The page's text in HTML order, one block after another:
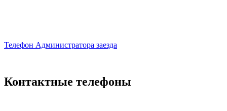
Телефон Администратора заезда
Контактные телефоны